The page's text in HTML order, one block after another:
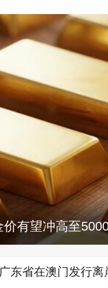
有望冲高至
广东省在澳门发行